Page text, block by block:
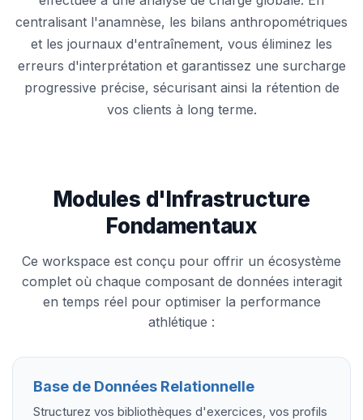
centralisant l'anamnèse, les bilans anthropométriques
et les journaux d'entraînement, vous éliminez les
erreurs d'interprétation et garantissez une surcharge
progressive précise, sécurisant ainsi la rétention de
vos clients à long terme.
Modules d'Infrastructure
Fondamentaux
Ce workspace est conçu pour offrir un écosystème
complet où chaque composant de données interagit
en temps réel pour optimiser la performance
athlétique :
Base de Données Relationnelle
Structurez vos bibliothèques d'exercices, vos profils